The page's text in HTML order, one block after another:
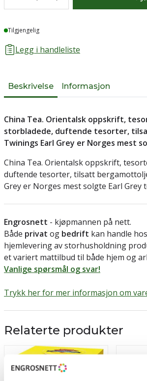
Lager
Tilgjengelig
Legg i handleliste
Beskrivelse Informasjon
China Tea. Orientalsk oppskrift,
storbladede, duftende tesorter,
Twinings Earl Grey er Norges mest
China Tea. Orientalsk oppskrift,
duftende tesorter, tilsatt
Grey er Norges mest solgte Earl Grey
Engrosnett - kjøpmannen på nett.
Både privat og bedrift kan handle
hjemlevering av storhusholdning
et variert mattilbud til både hjem og
Vanlige spørsmål og svar!
Trykk her for mer informasjon om
Relaterte produkter